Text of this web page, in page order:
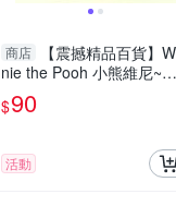
商店
【震撼精品百貨】
nie the Pooh 小熊維尼~橡
皮擦-造型95675
$90
活動